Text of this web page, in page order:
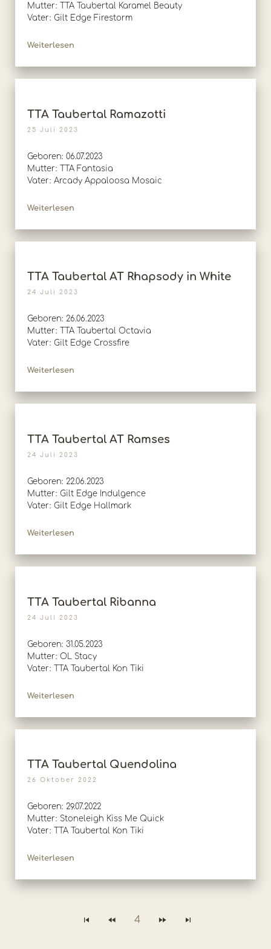
Mutter: TTA Taubertal Karamel Beauty
Vater: Gilt Edge Firestorm
Weiterlesen
TTA Taubertal Ramazotti
25 Juli 2023
Geboren: 06.07.2023
Mutter: TTA Fantasia
Vater: Arcady Appaloosa Mosaic
Weiterlesen
TTA Taubertal AT Rhapsody in White
24 Juli 2023
Geboren: 26.06.2023
Mutter: TTA Taubertal Octavia
Vater: Gilt Edge Crossfire
Weiterlesen
TTA Taubertal AT Ramses
24 Juli 2023
Geboren: 22.06.2023
Mutter: Gilt Edge Indulgence
Vater: Gilt Edge Hallmark
Weiterlesen
TTA Taubertal Ribanna
24 Juli 2023
Geboren: 31.05.2023
Mutter: OL Stacy
Vater: TTA Taubertal Kon Tiki
Weiterlesen
TTA Taubertal Quendolina
26 Oktober 2022
Geboren: 29.07.2022
Mutter: Stoneleigh Kiss Me Quick
Vater: TTA Taubertal Kon Tiki
Weiterlesen
4